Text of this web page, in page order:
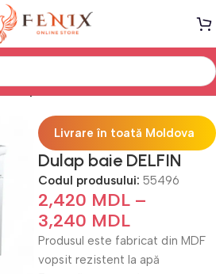
Dulap sub lavoar
Livrare în toată Moldova
Dulap baie DELFIN
Codul produsului: 55496
2,420 MDL –
3,240 MDL
Produsul este fabricat din MDF
vopsit rezistent la apă